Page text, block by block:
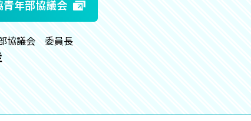
年部協議会
協議会 委員長